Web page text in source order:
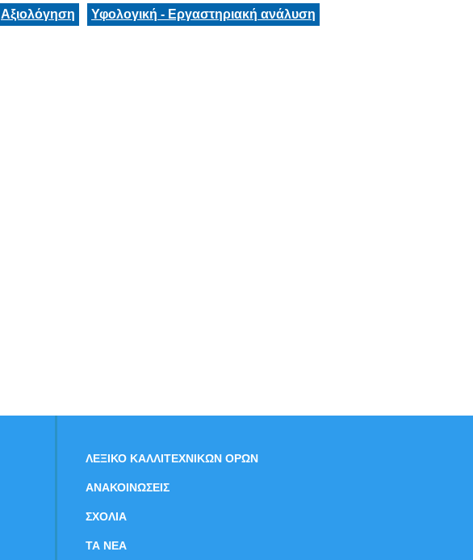
Αξιολόγηση Υφολογική - Εργαστηριακή ανάλυση
ΛΕΞΙΚΟ ΚΑΛΛΙΤΕΧΝΙΚΩΝ ΟΡΩΝ
ΑΝΑΚΟΙΝΩΣΕΙΣ
ΣΧΟΛΙΑ
ΤΑ ΝEΑ